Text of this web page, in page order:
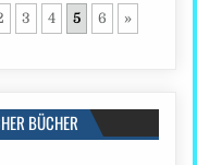
3 4 5 6 »
BÜCHER